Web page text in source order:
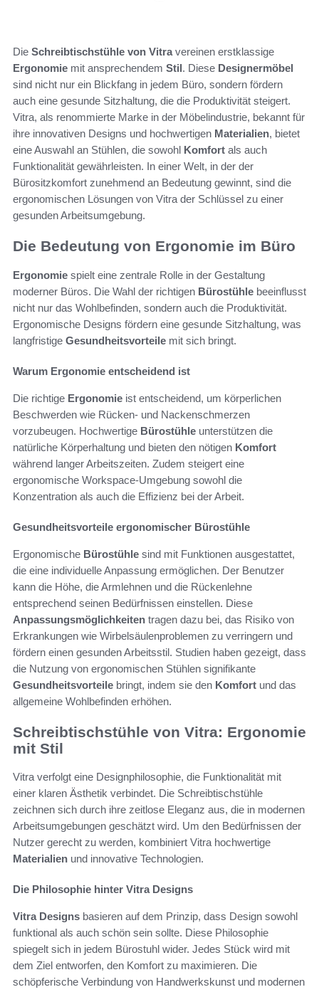
Die Schreibtischstühle von Vitravereinen erstklassige
Ergonomie mit ansprechendem Stil. Diese Designermöbel
sind nicht nur ein Blickfang in jedem Büro, sondern fördern
auch eine gesunde Sitzhaltung, die die Produktivität steigert.
Vitra, als renommierte Marke in der Möbelindustrie, bekannt für
ihre innovativen Designs und hochwertigen Materialien, bietet
eine Auswahl an Stühlen, die sowohl Komfort als auch
Funktionalität gewährleisten. In einer Welt, in der der
Bürositzkomfort zunehmend an Bedeutung gewinnt, sind die
ergonomischen Lösungen von Vitra der Schlüssel zu einer
gesunden Arbeitsumgebung.
Die Bedeutung von Ergonomie im Büro
Ergonomie spielt eine zentrale Rolle in der Gestaltung
moderner Büros. Die Wahl der richtigen Bürostühle beeinflusst
nicht nur das Wohlbefinden, sondern auch die Produktivität.
Ergonomische Designs fördern eine gesunde Sitzhaltung, was
langfristige Gesundheitsvorteile mit sich bringt.
Warum Ergonomie entscheidend ist
Die richtige Ergonomie ist entscheidend, um körperlichen
Beschwerden wie Rücken- und Nackenschmerzen
vorzubeugen. Hochwertige Bürostühle unterstützen die
natürliche Körperhaltung und bieten den nötigen Komfort
während langer Arbeitszeiten. Zudem steigert eine
ergonomische Workspace-Umgebung sowohl die
Konzentration als auch die Effizienz bei der Arbeit.
Gesundheitsvorteile ergonomischer Bürostühle
Ergonomische Bürostühle sind mit Funktionen ausgestattet,
die eine individuelle Anpassung ermöglichen. Der Benutzer
kann die Höhe, die Armlehnen und die Rückenlehne
entsprechend seinen Bedürfnissen einstellen. Diese
Anpassungsmöglichkeiten tragen dazu bei, das Risiko von
Erkrankungen wie Wirbelsäulenproblemen zu verringern und
fördern einen gesunden Arbeitsstil. Studien haben gezeigt, dass
die Nutzung von ergonomischen Stühlen signifikante
Gesundheitsvorteile bringt, indem sie den Komfort und das
allgemeine Wohlbefinden erhöhen.
Schreibtischstühle von Vitra: Ergonomie
mit Stil
Vitra verfolgt eine Designphilosophie, die Funktionalität mit
einer klaren Ästhetik verbindet. Die Schreibtischstühle
zeichnen sich durch ihre zeitlose Eleganz aus, die in modernen
Arbeitsumgebungen geschätzt wird. Um den Bedürfnissen der
Nutzer gerecht zu werden, kombiniert Vitra hochwertige
Materialien und innovative Technologien.
Die Philosophie hinter Vitra Designs
Vitra Designs basieren auf dem Prinzip, dass Design sowohl
funktional als auch schön sein sollte. Diese Philosophie
spiegelt sich in jedem Bürostuhl wider. Jedes Stück wird mit
dem Ziel entworfen, den Komfort zu maximieren. Die
schöpferische Verbindung von Handwerkskunst und modernen